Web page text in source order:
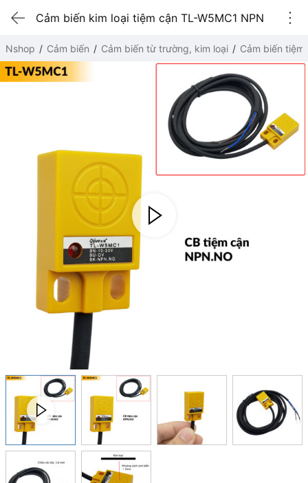
Cảm biến kim loại tiệm cận TL-W5MC1 NPN
Nshop Cảm biến Cảm biến từ trường, kim loại Cảm biến tiệm